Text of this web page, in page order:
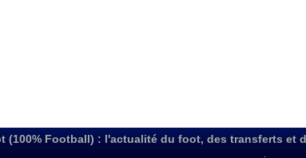
(100% Football) : l'actualité du foot, des transferts et